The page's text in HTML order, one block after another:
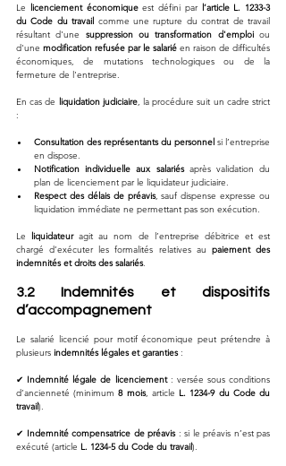
Le licenciement économique est défini par l’article L. 1233-3
du Code du travail comme une rupture du contrat de travail
résultant d'une suppression ou transformation d'emploi ou
d'une modification refusée par le salarié en raison de difficultés
économiques, de mutations technologiques ou de la
fermeture de l'entreprise.
En cas de liquidation judiciaire, la procédure suit un cadre strict
:
Consultation des représentants du personnel si l’entreprise
en dispose.
Notification individuelle aux salariés après validation du
plan de licenciement par le liquidateur judiciaire.
Respect des délais de préavis, sauf dispense expresse ou
liquidation immédiate ne permettant pas son exécution.
Le liquidateur agit au nom de l’entreprise débitrice et est
chargé d’exécuter les formalités relatives au paiement des
indemnités et droits des salariés.
3.2 Indemnités et dispositifs
d’accompagnement
Le salarié licencié pour motif économique peut prétendre à
plusieurs indemnités légales et garanties :
✔ Indemnité légale de licenciement : versée sous conditions
d’ancienneté (minimum 8 mois, article L. 1234-9 du Code du
travail).
✔ Indemnité compensatrice de préavis : si le préavis n’est pas
exécuté (article L. 1234-5 du Code du travail).